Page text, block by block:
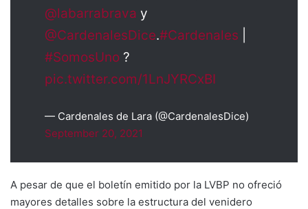
@labarrabrava y
@CardenalesDice.#Cardenales
#SomosUno ?
pic.twitter.com/1LnJYRCxBI
— Cardenales de Lara (@CardenalesDice)
September 20, 2021
A pesar de que el boletín emitido por la LVBP no ofreció
mayores detalles sobre la estructura del venidero